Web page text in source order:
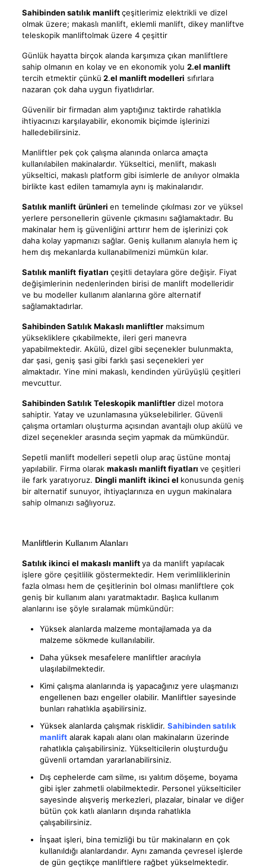
Sahibinden satılık manliftçeşitlerimiz elektrikli ve dizel
olmak üzere; makaslı manlift, eklemli manlift, dikey manliftve
teleskopik manliftolmak üzere 4 çeşittir
Günlük hayatta birçok alanda karşımıza çıkan manliftlere
sahip olmanın en kolay ve en ekonomik yolu 2.el manlift
tercih etmektir çünkü 2.el manlift modelleri sıfırlara
nazaran çok daha uygun fiyatlıdırlar.
Güvenilir bir firmadan alım yaptığınız taktirde rahatlıkla
ihtiyacınızı karşılayabilir, ekonomik biçimde işlerinizi
halledebilirsiniz.
Manliftler pek çok çalışma alanında onlarca amaçta
kullanılabilen makinalardır. Yükseltici, menlift, makaslı
yükseltici, makaslı platform gibi isimlerle de anılıyor olmakla
birlikte kast edilen tamamıyla aynı iş makinalarıdır.
Satılık manlift ürünleri en temelinde çıkılması zor ve yüksel
yerlere personellerin güvenle çıkmasını sağlamaktadır. Bu
makinalar hem iş güvenliğini arttırır hem de işlerinizi çok
daha kolay yapmanızı sağlar. Geniş kullanım alanıyla hem iç
hem dış mekanlarda kullanabilmenizi mümkün kılar.
Satılık manlift fiyatları çeşitli detaylara göre değişir. Fiyat
değişimlerinin nedenlerinden birisi de manlift modelleridir
ve bu modeller kullanım alanlarına göre alternatif
sağlamaktadırlar.
Sahibinden Satılık Makaslı manliftlermaksimum
yüksekliklere çıkabilmekte, ileri geri manevra
yapabilmektedir. Akülü, dizel gibi seçenekler bulunmakta,
dar şasi, geniş şasi gibi farklı şasi seçenekleri yer
almaktadır. Yine mini makaslı, kendinden yürüyüşlü çeşitleri
mevcuttur.
Sahibinden Satılık Teleskopik manliftlerdizel motora
sahiptir. Yatay ve uzunlamasına yükselebilirler. Güvenli
çalışma ortamları oluşturma açısından avantajlı olup akülü ve
dizel seçenekler arasında seçim yapmak da mümkündür.
Sepetli manlift modelleri sepetli olup araç üstüne montaj
yapılabilir. Firma olarak makaslı manlift fiyatları ve çeşitleri
ile fark yaratıyoruz. Dingli manlift ikinci el konusunda geniş
bir alternatif sunuyor, ihtiyaçlarınıza en uygun makinalara
sahip olmanızı sağlıyoruz.
Manliftlerin Kullanım Alanları
Satılık ikinci el makaslı manliftya da manlift yapılacak
işlere göre çeşitlilik göstermektedir. Hem verimliliklerinin
fazla olması hem de çeşitlerinin bol olması manliftlere çok
geniş bir kullanım alanı yaratmaktadır. Başlıca kullanım
alanlarını ise şöyle sıralamak mümkündür:
Yüksek alanlarda malzeme montajlamada ya da
malzeme sökmede kullanılabilir.
Daha yüksek mesafelere manliftler aracılıyla
ulaşılabilmektedir.
Kimi çalışma alanlarında iş yapacağınız yere ulaşmanızı
engellenen bazı engeller olabilir. Manliftler sayesinde
bunları rahatlıkla aşabilirsiniz.
Yüksek alanlarda çalışmak risklidir. Sahibinden satılık
manliftalarak kapalı alanı olan makinaların üzerinde
rahatlıkla çalışabilirsiniz. Yükselticilerin oluşturduğu
güvenli ortamdan yararlanabilirsiniz.
Dış cephelerde cam silme, ısı yalıtım döşeme, boyama
gibi işler zahmetli olabilmektedir. Personel yükselticiler
sayesinde alışveriş merkezleri, plazalar, binalar ve diğer
bütün çok katlı alanların dışında rahatlıkla
çalışabilirsiniz.
İnşaat işleri, bina temizliği bu tür makinaların en çok
kullanıldığı alanlardandır. Aynı zamanda çevresel işlerde
de gün geçtikçe manliftlere rağbet yükselmektedir.